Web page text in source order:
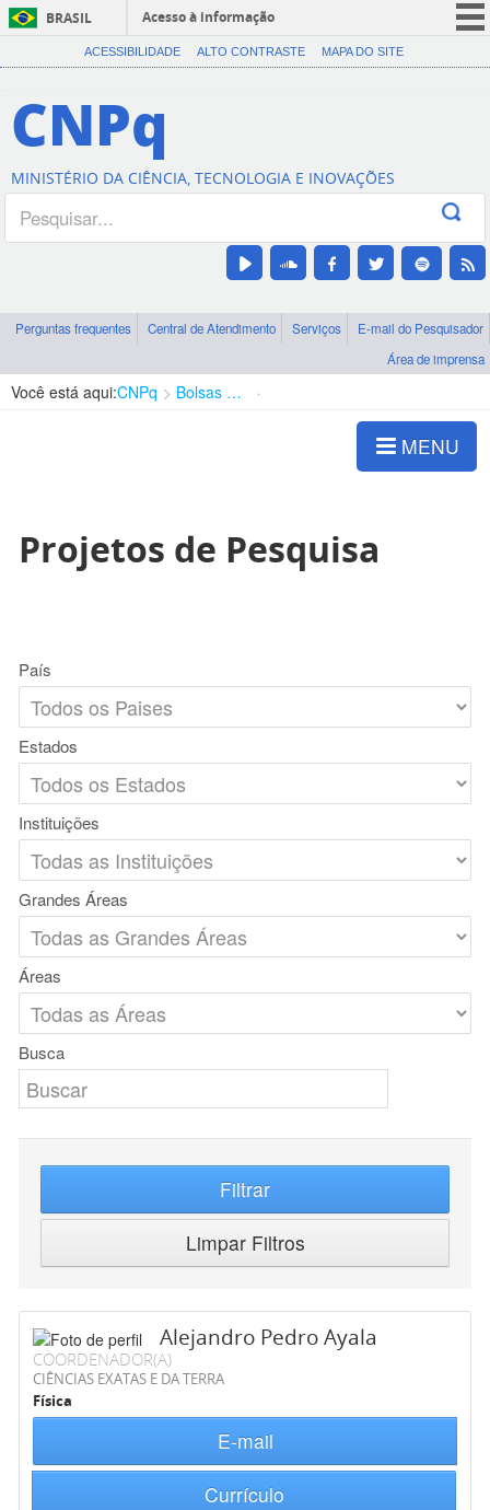
BRASIL
Acesso à informação
CORONAVÍRUS (COVID-19)
Canais
ACESSIBILIDADE ALTO CONTRASTE MAPA DO SITE
CNPq
MINISTÉRIO DA CIÊNCIA, TECNOLOGIA E INOVAÇÕES
Perguntas frequentes Central de Atendimento Serviços
E-mail do Pesquisador
Área de imprensa
Você está aqui:CNPq Bolsas e Auxílios Vigentes
MENU
Projetos de Pesquisa
País
Estados
Instituições
Grandes Áreas
Áreas
Busca
Filtrar
Limpar Filtros
Alejandro Pedro Ayala
COORDENADOR(A)
CIÊNCIAS EXATAS E DA TERRA
Física
E-mail
Currículo